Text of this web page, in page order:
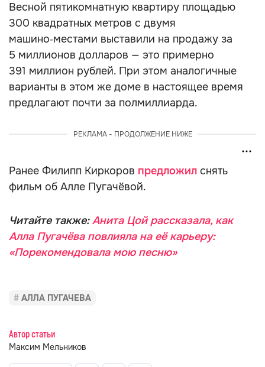
Весной пятикомнатную квартиру площадью
300 квадратных метров с двумя
машино‑местами выставили на продажу за
5 миллионов долларов — это примерно
391 миллион рублей. При этом аналогичные
варианты в этом же доме в настоящее время
предлагают почти за полмиллиарда.
РЕКЛАМА - ПРОДОЛЖЕНИЕ НИЖЕ
Ранее Филипп Киркоров предложил снять
фильм об Алле Пугачёвой.
Читайте также:Анита Цой рассказала, как
Алла Пугачёва повлияла на её карьеру:
«Порекомендовала мою песню»
АЛЛА ПУГАЧЕВА
Автор статьи
Максим Мельников